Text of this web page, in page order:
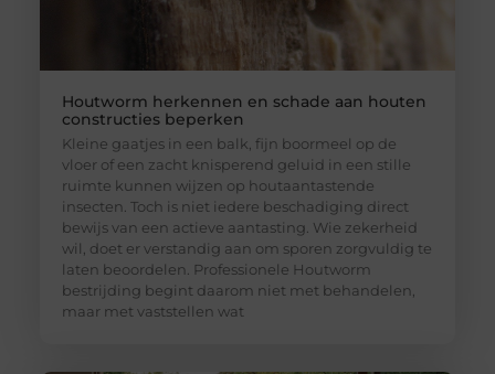
Houtworm herkennen en schade aan houten
constructies beperken
Kleine gaatjes in een balk, fijn boormeel op de
vloer of een zacht knisperend geluid in een stille
ruimte kunnen wijzen op houtaantastende
insecten. Toch is niet iedere beschadiging direct
bewijs van een actieve aantasting. Wie zekerheid
wil, doet er verstandig aan om sporen zorgvuldig te
laten beoordelen. Professionele Houtworm
bestrijding begint daarom niet met behandelen,
maar met vaststellen wat